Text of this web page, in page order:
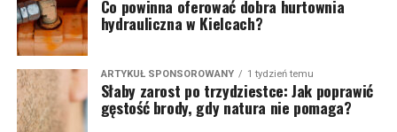
Co powinna oferować dobra hurtownia
hydrauliczna w Kielcach?
ARTYKUŁ SPONSOROWANY 1 tydzień temu
Słaby zarost po trzydziestce: Jak poprawić
gęstość brody, gdy natura nie pomaga?